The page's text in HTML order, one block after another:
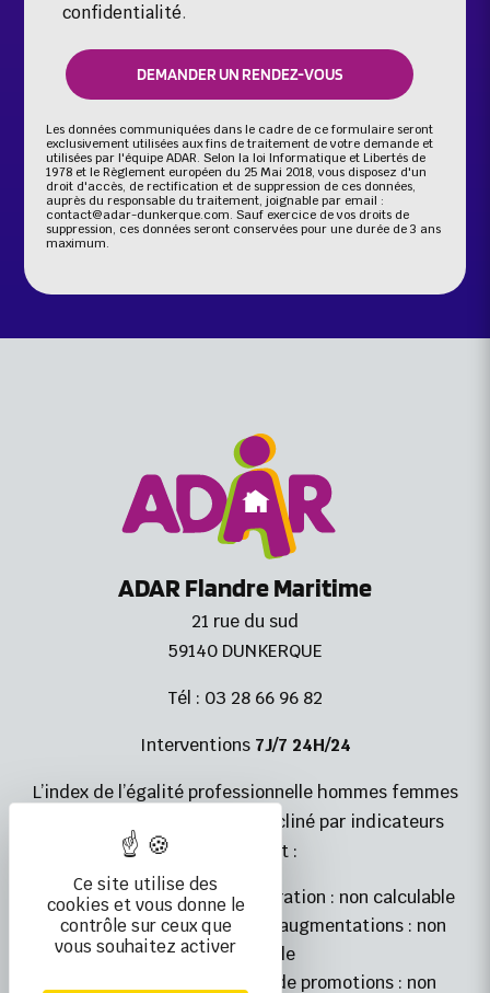
confidentialité.
Les données communiquées dans le cadre de ce formulaire seront
exclusivement utilisées aux fins de traitement de votre demande et
utilisées par l'équipe ADAR. Selon la loi Informatique et Libertés de
1978 et le Règlement européen du 25 Mai 2018, vous disposez d'un
droit d'accès, de rectification et de suppression de ces données,
auprès du responsable du traitement, joignable par email :
contact@adar-dunkerque.com. Sauf exercice de vos droits de
suppression, ces données seront conservées pour une durée de 3 ans
maximum.
ADAR Flandre Maritime
21 rue du sud
59140 DUNKERQUE
Tél : 03 28 66 96 82
Interventions 7J/7 24H/24
L’index de l’égalité professionnelle hommes femmes
est non calculable, et est décliné par indicateurs
comme suit :
indicateur écart de rémunération : non calculable
indicateur écart de taux d’augmentations : non
calculable
indicateur écart de taux de promotions : non
Ce site utilise des
cookies et vous donne le
contrôle sur ceux que
vous souhaitez activer